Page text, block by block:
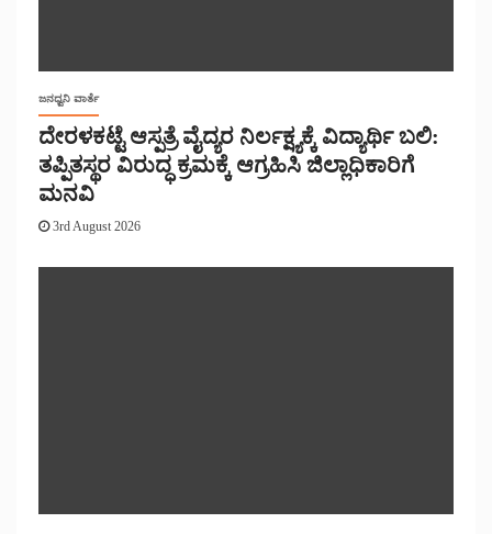
ಜನಧ್ವನಿ ವಾರ್ತೆ
ದೇರಳಕಟ್ಟೆ ಆಸ್ಪತ್ರೆ ವೈದ್ಯರ ನಿರ್ಲಕ್ಷ್ಯಕ್ಕೆ ವಿದ್ಯಾರ್ಥಿ ಬಲಿ:
ತಪ್ಪಿತಸ್ಥರ ವಿರುದ್ಧ ಕ್ರಮಕ್ಕೆ ಆಗ್ರಹಿಸಿ ಜಿಲ್ಲಾಧಿಕಾರಿಗೆ
ಮನವಿ
3rd August 2026